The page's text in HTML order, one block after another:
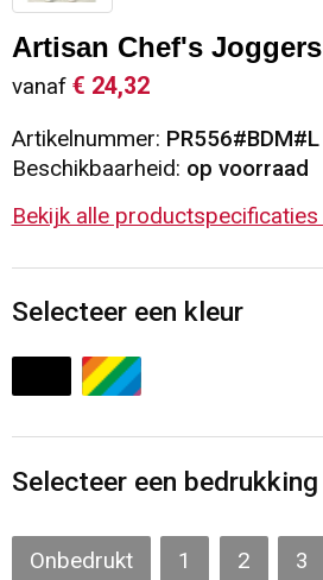
Sleutelhangers en Lanyards
Snoepgoed
Spellen voor binnen en buiten
Sport
Vrije tijd en Strand
Themapakketten
Vesten
Gilets
Blazers
Restauranttextiel
Reflecterende vesten
Hoofdbescherming
Reflecterende polo's
Gehoorbescherming
Caps, Hoeden en Mutsen
Gilets
Artisan Chef's Joggers
vanaf € 24,32
Artikelnummer: PR556#BDM#L
Beschikbaarheid: op voorraad
Bekijk alle productspecificaties
Selecteer een kleur
Selecteer een bedrukking
Onbedrukt 1 2 3